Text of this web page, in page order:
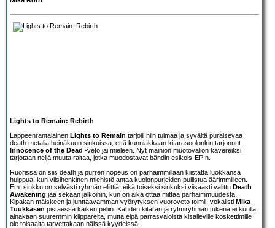
Lights to Remain: Rebirth
Lappeenrantalainen Lights to Remain tarjoili niin tuimaa ja syvältä puraisevaa
death metalia heinäkuun sinkuissa, että kunniakkaan kitarasoolonkin tarjonnut
Innocence of the Dead -veto jäi mieleen. Nyt mainion muotovalion kavereiksi
tarjotaan neljä muuta raitaa, jotka muodostavat bändin esikois-EP:n.
Ruorissa on siis death ja purren nopeus on parhaimmillaan kiistatta luokkansa
huippua, kun viisihenkinen miehistö antaa kuolonpurjeiden pullistua äärimmilleen.
Em. sinkku on selvästi ryhmän eliittiä, eikä toiseksi sinkuksi viisaasti valittu Death
Awakening jää sekään jalkoihin, kun on aika ottaa mittaa parhaimmuudesta.
Kipakan mäiskeen ja junttaavamman vyörytyksen vuoroveto toimii, vokalisti Mika
Tuukkasen pistäessä kaiken peliin. Kahden kitaran ja rytmiryhmän tukena ei kuulla
ainakaan suuremmin kiippareita, mutta eipä parrasvaloista kisaileville koskettimille
ole toisaalta tarvettakaan näissä kyydeissä.